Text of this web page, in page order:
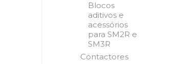
Blocos
aditivos e
acessórios
para SM2R e
SM3R
Contactores